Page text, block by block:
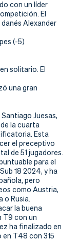
con un líder
El
Alexander
(-5)
solitario. El
una gran
Juesas,
de la cuarta
Esta
el preceptivo
de 51 jugadores.
para el
18 2024, y ha
pero
como Austria,
o Rusia.
la buena
T9 con un
ha finalizado en
en T48 con 315